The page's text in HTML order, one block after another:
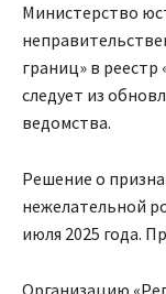
Министерство
границ» в реестр
следует из
ведомства.
Решение о
нежелательной
июля 2025 года.